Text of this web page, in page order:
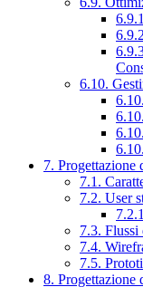
6.10.
7. Progettazione
7.1.
7.2. User
7.3. Flussi
7.4.
7.5.
8. Progettazione